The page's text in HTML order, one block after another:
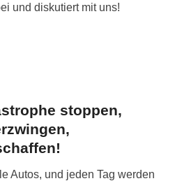
und diskutiert mit uns!
stoppen,
Autos, und jeden Tag werden